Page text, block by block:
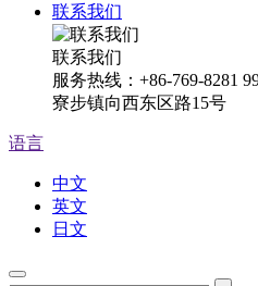
联系我们
联系我们
服务热线：+86-769-8281
寮步镇向西东区路15号
语言
中文
英文
日文